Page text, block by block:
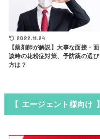
2022.11.24
【薬剤師が解説】大事な面接・面
談時の花粉症対策、予防薬の選び
方は？
【 エージェント様向け 】